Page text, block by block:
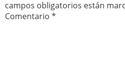
campos obligatorios están
Comentario *